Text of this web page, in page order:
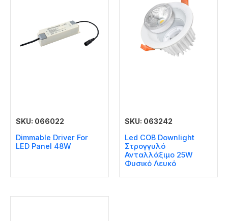
SKU: 066022
Dimmable Driver For
LED Panel 48W
SKU: 063242
Led COB Downlight
Στρογγυλό
Ανταλλάξιμο 25W
Φυσικό Λευκό